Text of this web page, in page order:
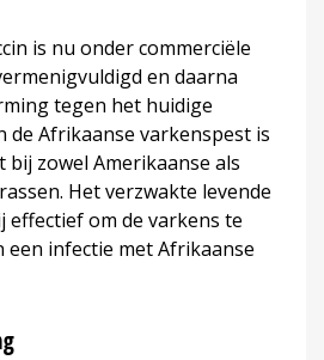
is nu onder commerciële
en daarna
tegen het huidige
de Afrikaanse varkenspest is
zowel Amerikaanse als
Het verzwakte levende
effectief om de varkens te
een infectie met Afrikaanse